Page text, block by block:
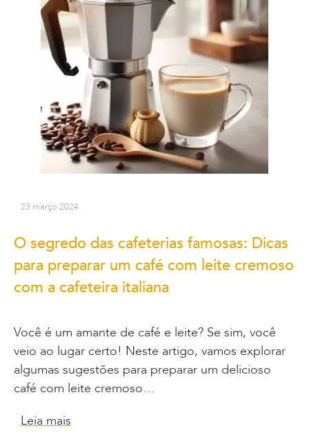
23 março 2024
O segredo das cafeterias famosas: Dicas
para preparar um café com leite cremoso
com a cafeteira italiana
Você é um amante de café e leite? Se sim, você
veio ao lugar certo! Neste artigo, vamos explorar
algumas sugestões para preparar um delicioso
café com leite cremoso…
Leia mais